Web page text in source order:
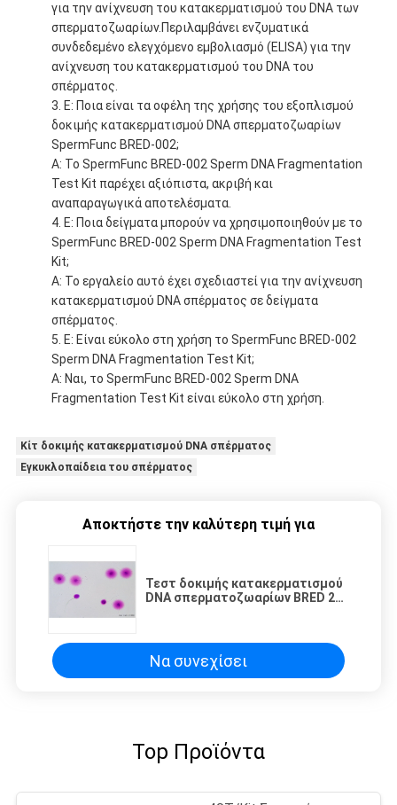
για την ανίχνευση του κατακερματισμού του DNA των
σπερματοζωαρίων.Περιλαμβάνει ενζυματικά
συνδεδεμένο ελεγχόμενο εμβολιασμό (ELISA) για την
ανίχνευση του κατακερματισμού του DNA του
σπέρματος.
Ε: Ποια είναι τα οφέλη της χρήσης του εξοπλισμού
δοκιμής κατακερματισμού DNA σπερματοζωαρίων
SpermFunc BRED-002;
Α: Το SpermFunc BRED-002 Sperm DNA Fragmentation
Test Kit παρέχει αξιόπιστα, ακριβή και
αναπαραγωγικά αποτελέσματα.
Ε: Ποια δείγματα μπορούν να χρησιμοποιηθούν με το
SpermFunc BRED-002 Sperm DNA Fragmentation Test
Kit;
Α: Το εργαλείο αυτό έχει σχεδιαστεί για την ανίχνευση
κατακερματισμού DNA σπέρματος σε δείγματα
σπέρματος.
Ε: Είναι εύκολο στη χρήση το SpermFunc BRED-002
Sperm DNA Fragmentation Test Kit;
Α: Ναι, το SpermFunc BRED-002 Sperm DNA
Fragmentation Test Kit είναι εύκολο στη χρήση.
Κίτ δοκιμής κατακερματισμού DNA σπέρματος
Εγκυκλοπαίδεια του σπέρματος
Αποκτήστε την καλύτερη τιμή για
Τεστ δοκιμής κατακερματισμού
DNA σπερματοζωαρίων BRED 24
Να συνεχίσει
Top Προϊόντα